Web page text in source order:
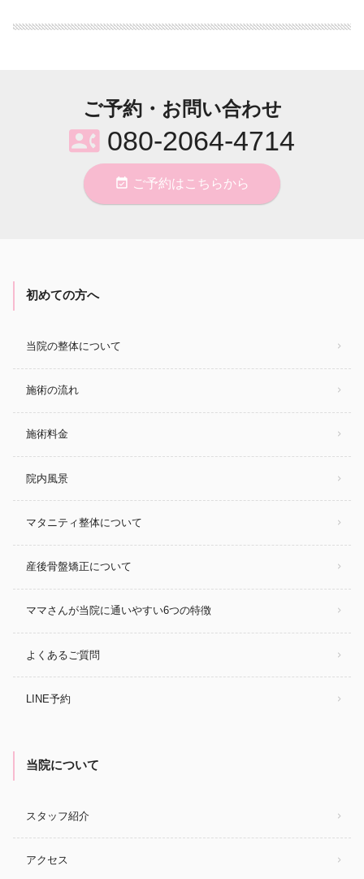
ご予約・お問い合わせ
contact_phone 080-2064-4714
event_available ご予約はこちらから
初めての方へ
当院の整体について
施術の流れ
施術料金
院内風景
マタニティ整体について
産後骨盤矯正について
ママさんが当院に通いやすい6つの特徴
よくあるご質問
LINE予約
当院について
スタッフ紹介
アクセス